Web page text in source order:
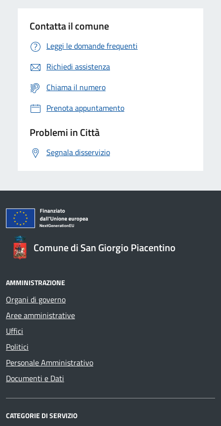
Contatta il comune
Leggi le domande frequenti
Richiedi assistenza
Chiama il numero
Prenota appuntamento
Problemi in Città
Segnala disservizio
Comune di San Giorgio Piacentino
AMMINISTRAZIONE
Organi di governo
Aree amministrative
Uffici
Politici
Personale Amministrativo
Documenti e Dati
CATEGORIE DI SERVIZIO